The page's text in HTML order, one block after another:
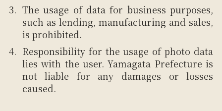
The usage of data for business purposes,
such as lending, manufacturing and sales,
is prohibited.
Responsibility for the usage of photo data
lies with the user. Yamagata Prefecture is
not liable for any damages or losses
caused.